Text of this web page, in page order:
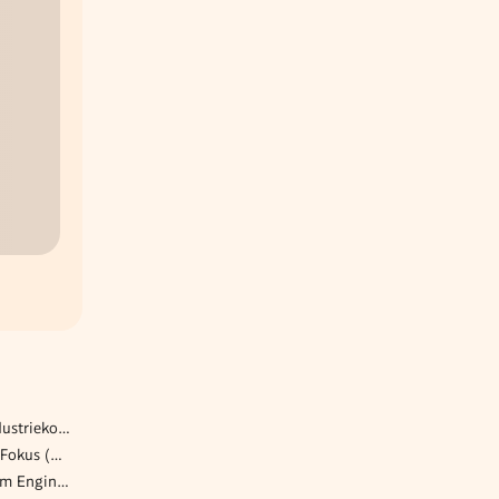
Technischer Einkäufer – Industriekomponenten (w/m/d)
Product Lead mit Frontend-Fokus (w/m/x)
Teamlead DevOps & Platform Engineering